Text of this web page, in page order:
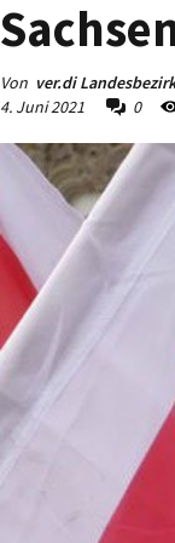
Von ver.di
4. Juni 2021
0